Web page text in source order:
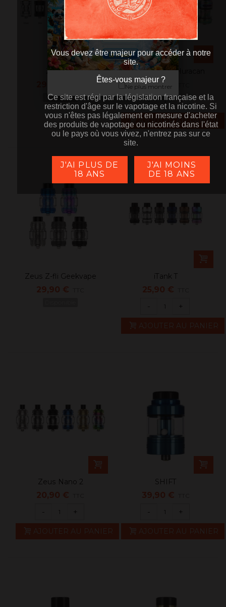
Zenith 2
Disponible
Clearomiseur Huracan
26,90 €
- +
AJOUTER AU PANIER
Zeus Z-fli Geekvape
29,90 €
iTank T
25,90 €
- +
AJOUTER AU PANIER
Zeus Nano 2
20,90 €
- +
AJOUTER AU PANIER
SHIFT
39,90 €
- +
AJOUTER AU PANIER
Êtes-vous majeur ?
Ce site est régi par la législation française et la
restriction d'âge sur le vapotage et la nicotine. Si
vous n'êtes pas légalement en mesure d'acheter
des produits de vapotage ou nicotinés dans l'état
ou le pays où vous vivez, n'entrez pas sur ce
site.
Vous devez être majeur pour accéder à notre
site.
Êtes-vous majeur ?
Ce site est régi par la législation française et la
restriction d'âge sur le vapotage et la nicotine. Si
vous n'êtes pas légalement en mesure d'acheter
des produits de vapotage ou nicotinés dans l'état
ou le pays où vous vivez, n'entrez pas sur ce
site.
J'AI PLUS DE
18 ANS
J'AI MOINS
DE 18 ANS
Ne plus montrer